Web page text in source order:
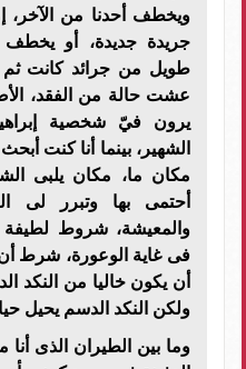
ويخطف أحدنا من
جريدة جديدة، أو يخطف
طويل من جرائد كانت
عشت حالة من الفقد،
يرون فيّ شخصية
الشهير، بينما أنا كنت
مكان ما، مكان يلبى
أحتمى بها وتبرر لى
والمعيشة، شروط لطيفة
فى غاية الوعورة، شرط
أن يكون خاليا من النكد
ولكن النكد الدسم يحيل
وما بين الطيران الذى أنا